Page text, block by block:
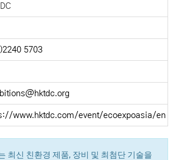
5703
www.hktdc.com/event/ecoexpoasia/en
최신 친환경 제품, 장비 및 최첨단 기술을